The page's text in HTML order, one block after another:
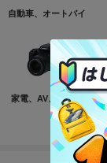
自動車、オートバイ
家電、AV、カメラ